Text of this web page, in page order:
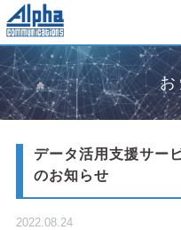
データ活用支援サー
のお知らせ
2022.08.24